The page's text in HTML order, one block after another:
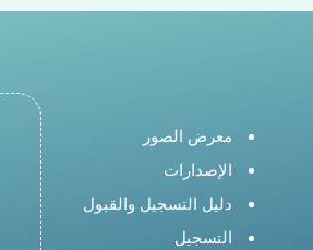
معرض الصور
الإصدارات
دليل التسجيل والقبول
التسجيل